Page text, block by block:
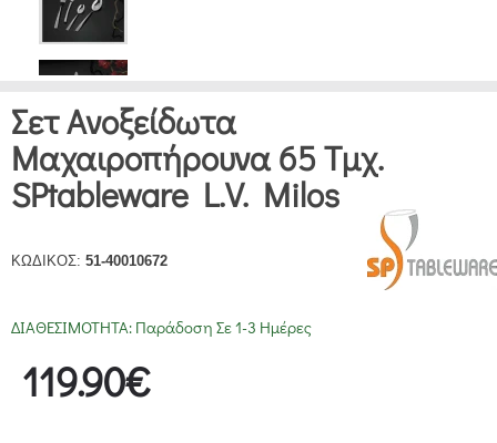
Σετ Ανοξείδωτα
Μαχαιροπήρουνα 65 Τμχ.
SPtableware L.V. Milos
ΚΩΔΙΚΟΣ: 51-40010672
ΔΙΑΘΕΣΙΜΟΤΗΤΑ: Παράδοση Σε 1-3 Ημέρες
119.90€